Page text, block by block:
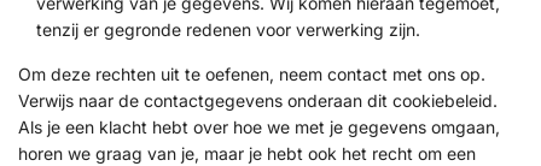
tenzij er gegronde redenen voor verwerking zijn.
Om deze rechten uit te oefenen, neem contact met ons op.
Verwijs naar de contactgegevens onderaan dit cookiebeleid.
Als je een klacht hebt over hoe we met je gegevens omgaan,
horen we graag van je, maar je hebt ook het recht om een